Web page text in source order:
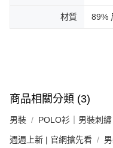
材質 89%
商品相關分類 (3)
男裝 POLO衫｜男裝刺
週週上新 | 官網搶先看